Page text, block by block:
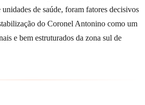
de saúde, foram fatores decisivos
do Coronel Antonino como um
e bem estruturados da zona sul de